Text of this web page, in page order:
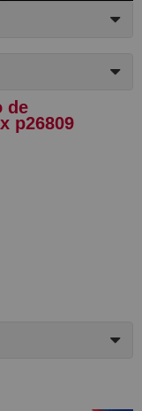
de
p26809